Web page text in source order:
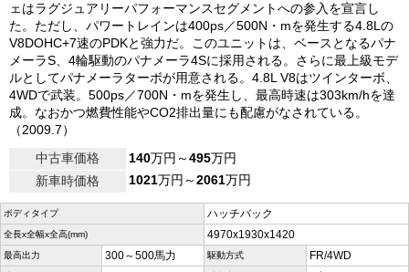
ェはラグジュアリーパフォーマンスセグメントへの参入を宣言し
た。ただし、パワートレインは400ps／500N・mを発生する4.8Lの
V8DOHC+7速のPDKと強力だ。このユニットは、ベースとなるパナ
メーラS、4輪駆動のパナメーラ4Sに採用される。さらに最上級モデ
ルとしてパナメーラターボが用意される。4.8L V8はツインターボ、
4WDで武装。500ps／700N・mを発生し、最高時速は303km/hを達
成。なおかつ燃費性能やCO2排出量にも配慮がなされている。
（2009.7）
中古車価格
140万円～495万円
新車時価格
1021万円～2061万円
ボディタイプ ハッチバック
全長x全幅x全高(mm) 4970x1930x1420
最高出力 300～500馬力 駆動方式 FR/4WD